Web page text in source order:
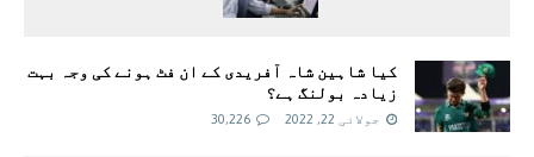
کیا شاہین شاہ آفریدی کے ان فٹ ہونے کی وجہ بہت
زیادہ بولنگ ہے؟
جولائی 22, 2022 30,226